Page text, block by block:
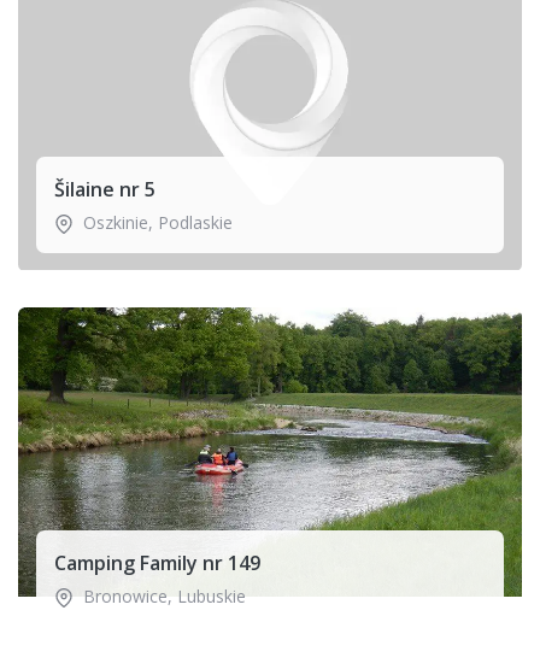
Šilaine nr 5
Oszkinie, Podlaskie
Camping Family nr 149
Bronowice, Lubuskie